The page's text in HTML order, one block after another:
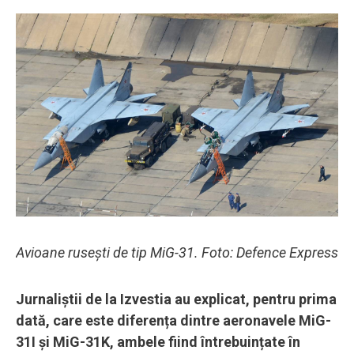
Avioane rusești de tip MiG-31. Foto: Defence Express
Jurnaliștii de la Izvestia au explicat, pentru prima
dată, care este diferența dintre aeronavele MiG-
31I și MiG-31K, ambele fiind întrebuințate în